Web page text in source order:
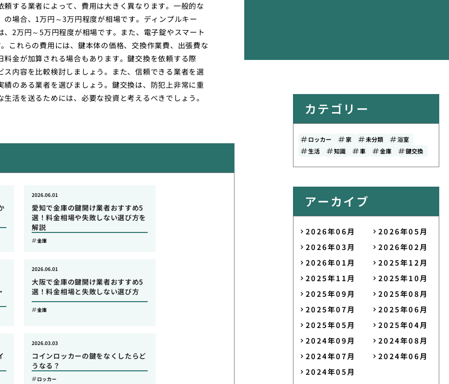
する業者によって、費用は大きく異なります。一般的な
場合、1万円～3万円程度が相場です。ディンプルキー
、2万円～5万円程度が相場です。また、電子錠やスマート
これらの費用には、鍵本体の価格、交換作業費、出張費な
金が加算される場合もあります。鍵交換を依頼する際
内容を比較検討しましょう。また、信頼できる業者を選
のある業者を選びましょう。鍵交換は、防犯上非常に重
活を送るためには、必要な投資と考えるべきでしょう。
愛知で金庫の鍵開け業者おすすめ5
選！料金相場や失敗しない選び方を
解説
2026.06.01
金庫
大阪で金庫の鍵開け業者おすすめ5
選！料金相場と失敗しない選び方
2026.06.01
金庫
コインロッカーの鍵をなくしたらど
うなる？
2026.03.03
ロッカー
カテゴリー
ロッカー 家 未分類
浴室
生活
知識 車 金庫 鍵交換
アーカイブ
2026年06月
2026年05月
2026年03月
2026年02月
2026年01月
2025年12月
2025年11月
2025年10月
2025年09月
2025年08月
2025年07月
2025年06月
2025年05月
2025年04月
2024年09月
2024年08月
2024年07月
2024年06月
2024年05月